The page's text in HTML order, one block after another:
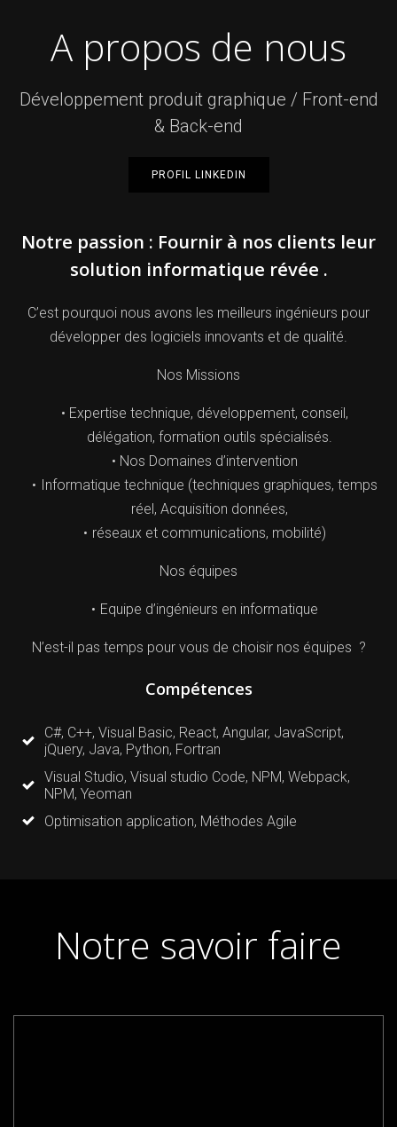
A propos de nous
Développement produit graphique / Front-end
& Back-end
PROFIL LINKEDIN
Notre passion : Fournir à nos clients leur
solution informatique révée .
C’est pourquoi nous avons les meilleurs ingénieurs pour
développer des logiciels innovants et de qualité.
Nos Missions
Expertise technique, développement, conseil,
délégation, formation outils spécialisés.
Nos Domaines d’intervention
Informatique technique (techniques graphiques, temps
réel, Acquisition données,
réseaux et communications, mobilité)
Nos équipes
Equipe d’ingénieurs en informatique
N’est-il pas temps pour vous de choisir nos équipes ?
Compétences
C#, C++, Visual Basic, React, Angular, JavaScript,
jQuery, Java, Python, Fortran
Visual Studio, Visual studio Code, NPM, Webpack,
NPM, Yeoman
Optimisation application, Méthodes Agile
Notre savoir faire